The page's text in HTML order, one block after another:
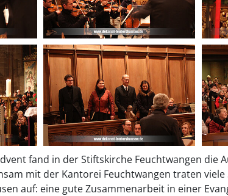
fand in der Stiftskirche Feuchtwangen die
mit der Kantorei Feuchtwangen traten viele
auf: eine gute Zusammenarbeit in einer